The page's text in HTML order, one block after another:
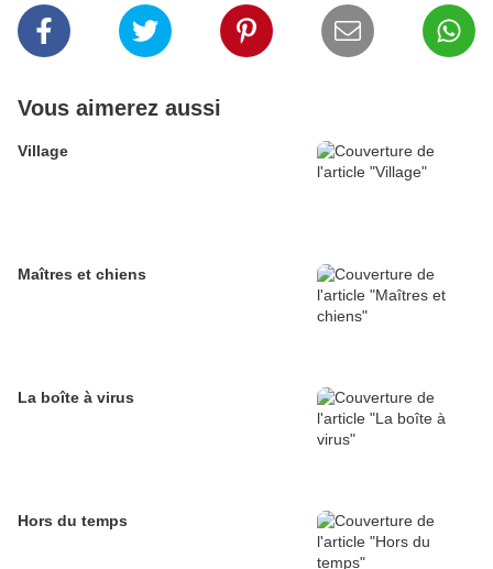
Vous aimerez aussi
Village
Maîtres et chiens
La boîte à virus
Hors du temps